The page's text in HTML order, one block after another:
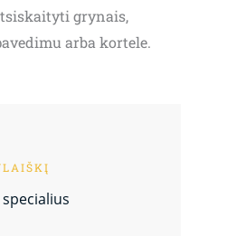
grynais,
arba kortele.